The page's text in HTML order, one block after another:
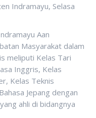
Indramayu, Selasa
Aan
Masyarakat dalam
meliputi Kelas Tari
Inggris, Kelas
Kelas Teknis
Jepang dengan
ahli di bidangnya